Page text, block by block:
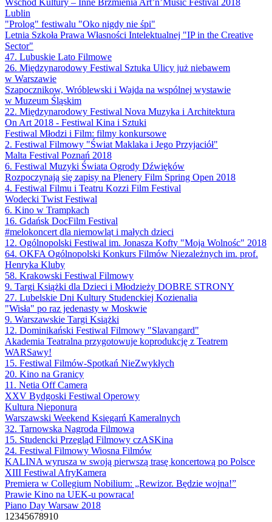
Lublin
"Prolog" festiwalu "Oko nigdy nie śpi"
Letnia Szkoła Prawa Własności Intelektualnej "IP in the Creative
Sector"
47. Lubuskie Lato Filmowe
26. Międzynarodowy Festiwal Sztuka Ulicy już niebawem
w Warszawie
Szapocznikow, Wróblewski i Wajda na wspólnej wystawie
w Muzeum Śląskim
22. Międzynarodowy Festiwal Nova Muzyka i Architektura
On Art 2018 - Festiwal Kina i Sztuki
Festiwal Młodzi i Film: filmy konkursowe
2. Festiwal Filmowy "Świat Maklaka i Jego Przyjaciół"
Malta Festival Poznań 2018
6. Festiwal Muzyki Świata Ogrody Dźwięków
Rozpoczynają się zapisy na Plenery Film Spring Open 2018
4. Festiwal Filmu i Teatru Kozzi Film Festival
Wodecki Twist Festiwal
6. Kino w Trampkach
16. Gdańsk DocFilm Festival
#melokoncert dla niemowląt i małych dzieci
12. Ogólnopolski Festiwal im. Jonasza Kofty "Moja Wolnośc" 2018
64. OKFA Ogólnopolski Konkurs Filmów Niezależnych im. prof.
Henryka Kluby
58. Krakowski Festiwal Filmowy
9. Targi Książki dla Dzieci i Młodzieży DOBRE STRONY
27. Lubelskie Dni Kultury Studenckiej Kozienalia
"Wisła" po raz jedenasty w Moskwie
9. Warszawskie Targi Książki
12. Dominikański Festiwal Filmowy "Slavangard"
Akademia Teatralna przygotowuje koprodukcję z Teatrem
WARSawy!
15. Festiwal Filmów-Spotkań NieZwykłych
20. Kino na Granicy
11. Netia Off Camera
XXV Bydgoski Festiwal Operowy
Kultura Nieponura
Warszawski Weekend Księgarń Kameralnych
32. Tarnowska Nagroda Filmowa
15. Studencki Przegląd Filmowy czASKina
24. Festiwal Filmowy Wiosna Filmów
KALINA wyrusza w swoją pierwszą trasę koncertową po Polsce
XIII Festiwal AfryKamera
Premiera w Collegium Nobilium: „Rewizor. Będzie wojna!”
Prawie Kino na UEK-u powraca!
Piano Day Warsaw 2018
1 2345678910